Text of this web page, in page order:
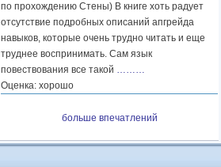
по прохождению Стены) В книге хоть радует
отсутствие подробных описаний апгрейда
навыков, которые очень трудно читать и еще
труднее воспринимать. Сам язык
повествования все такой ………
Оценка: хорошо
больше впечатлений